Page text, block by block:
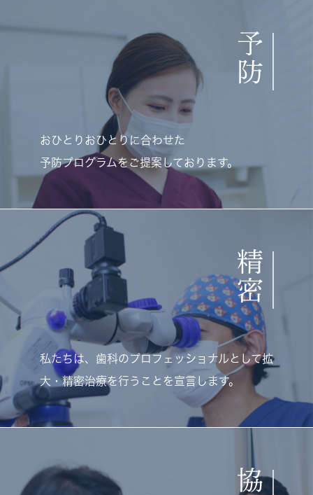
予
防
おひとりおひとりに合わせた
予防プログラムをご提案しております。
精
密
私たちは、歯科のプロフェッショナルとして拡
大・精密治療を行うことを宣言します。
協